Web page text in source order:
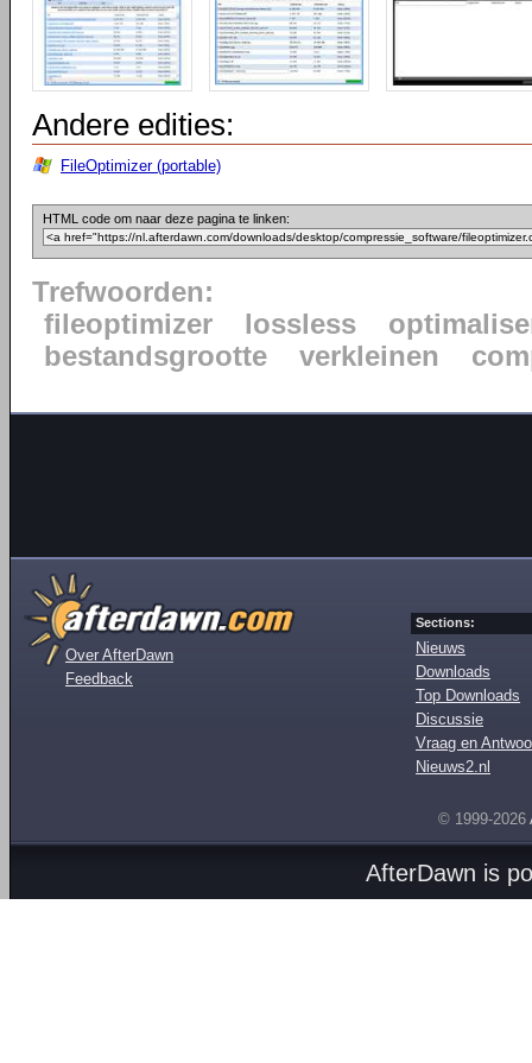
Andere edities:
FileOptimizer (portable)
HTML code om naar deze pagina te linken:
Trefwoorden:
fileoptimizer
lossless
bestandsgrootte
verkleinen
Over AfterDawn
Feedback
Sections:
Nieuws
Downloads
Top Downloads
Discussie
Vraag en
Nieuws2.nl
© 1999-2026
AfterDawn is